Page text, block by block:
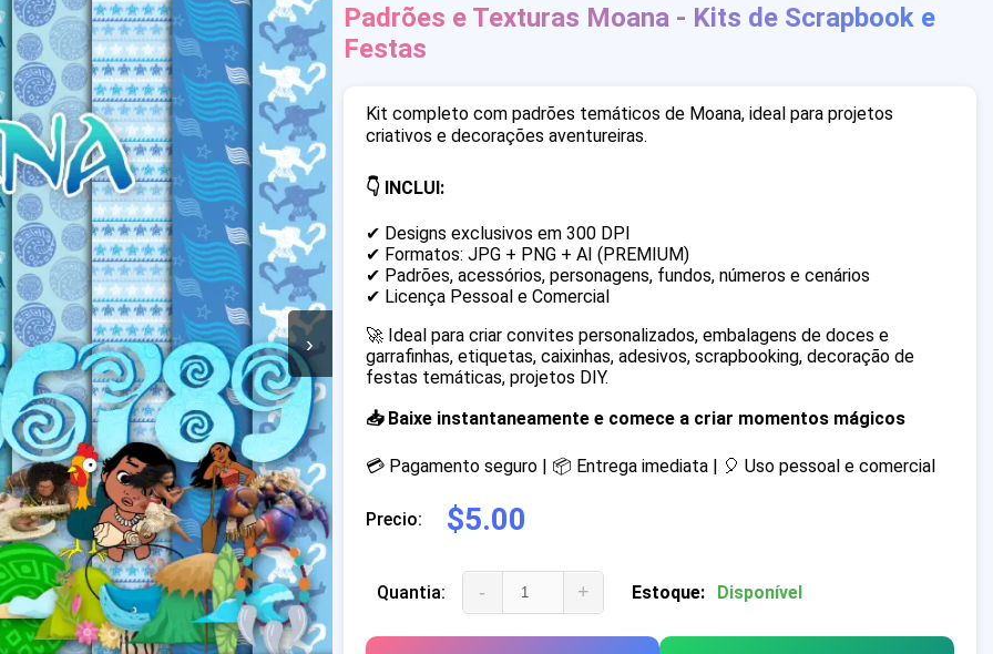
›
Padrões e Texturas Moana - Kits de Scrapbook e
Festas
Kit completo com padrões temáticos de Moana, ideal para projetos
criativos e decorações aventureiras.
👇 INCLUI:
✔ Designs exclusivos em 300 DPI
✔ Formatos: JPG + PNG + AI (PREMIUM)
✔ Padrões, acessórios, personagens, fundos, números e cenários
✔ Licença Pessoal e Comercial
🚀 Ideal para criar convites personalizados, embalagens de doces e
garrafinhas, etiquetas, caixinhas, adesivos, scrapbooking, decoração de
festas temáticas, projetos DIY.
📥 Baixe instantaneamente e comece a criar momentos mágicos
💳 Pagamento seguro | 📦 Entrega imediata | 🎈 Uso pessoal e comercial
Precio: $5.00
Quantia: - + Estoque: Disponível